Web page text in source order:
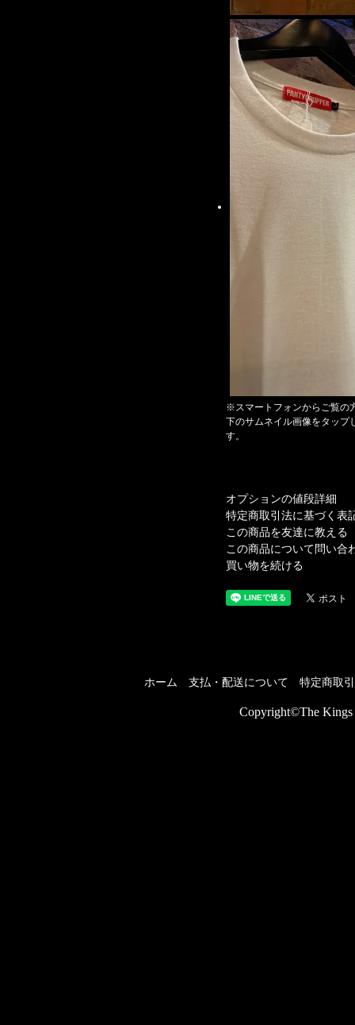
※スマートフォンからご覧の
下のサムネイル画像をタップ
す。
オプションの値段詳細
特定商取引法に基づく表
この商品を友達に教える
この商品について問い合
買い物を続ける
ホーム 支払・配送について 特定商取
Copyright©The Kings